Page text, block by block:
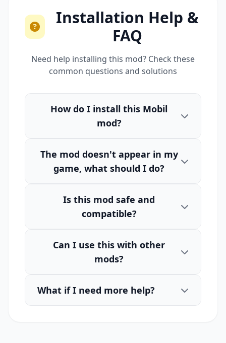
Installation Help &
FAQ
Need help installing this mod? Check these
common questions and solutions
How do I install this Mobil
mod?
The mod doesn't appear in my
game, what should I do?
Is this mod safe and
compatible?
Can I use this with other
mods?
What if I need more help?